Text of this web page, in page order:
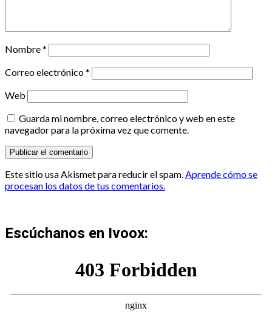
Nombre*
Correo electrónico*
Web
Guarda mi nombre, correo electrónico y web en este
navegador para la próxima vez que comente.
Este sitio usa Akismet para reducir el spam.Aprende cómo se
procesan los datos de tus comentarios.
Escúchanos en Ivoox: